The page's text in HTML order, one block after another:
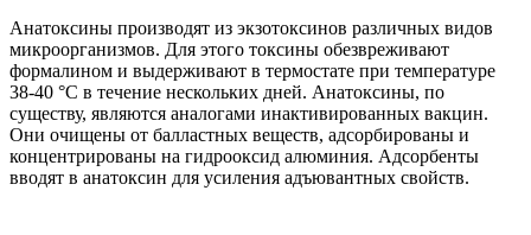
Анатоксины производят из экзотоксинов различных видов
микроорганизмов. Для этого токсины обезвреживают
формалином и выдерживают в термостате при температуре
38-40 °С в течение нескольких дней. Анатоксины, по
существу, являются аналогами инактивированных вакцин.
Они очищены от балластных веществ, адсорбированы и
концентрированы на гидрооксид алюминия. Адсорбенты
вводят в анатоксин для усиления адъювантных свойств.